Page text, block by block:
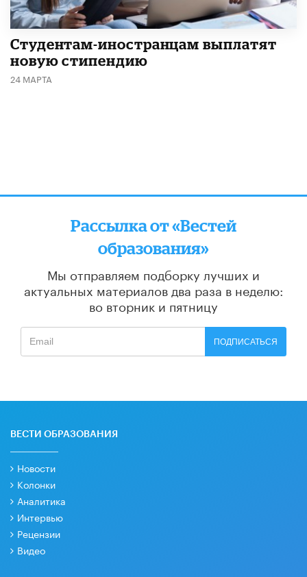
Студентам-иностранцам выплатят
новую стипендию
24 МАРТА
Рассылка от «Вестей
образования»
Мы отправляем подборку лучших и
актуальных материалов два раза в неделю:
во вторник и пятницу
ПОДПИСАТЬСЯ
ВЕСТИ ОБРАЗОВАНИЯ
Новости
Колонки
Аналитика
Интервью
Рецензии
Видео